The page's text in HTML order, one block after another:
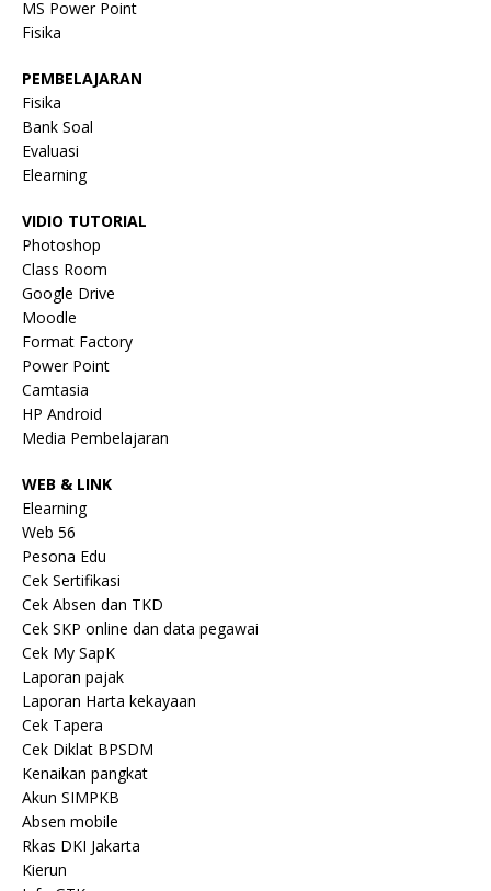
MS Power Point
Fisika
PEMBELAJARAN
Fisika
Bank Soal
Evaluasi
Elearning
VIDIO TUTORIAL
Photoshop
Class Room
Google Drive
Moodle
Format Factory
Power Point
Camtasia
HP Android
Media Pembelajaran
WEB & LINK
Elearning
Web 56
Pesona Edu
Cek Sertifikasi
Cek Absen dan TKD
Cek SKP online dan data pegawai
Cek My SapK
Laporan pajak
Laporan Harta kekayaan
Cek Tapera
Cek Diklat BPSDM
Kenaikan pangkat
Akun SIMPKB
Absen mobile
Rkas DKI Jakarta
Kierun